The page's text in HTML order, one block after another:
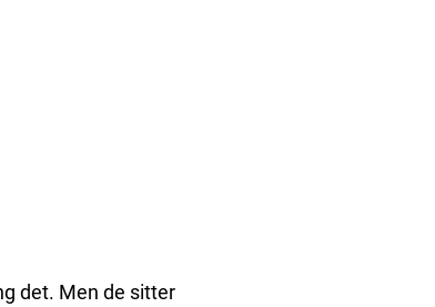
det. Men de sitter